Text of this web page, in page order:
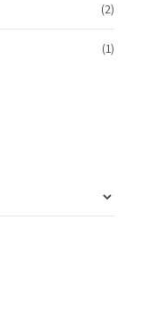
(2)
(1)